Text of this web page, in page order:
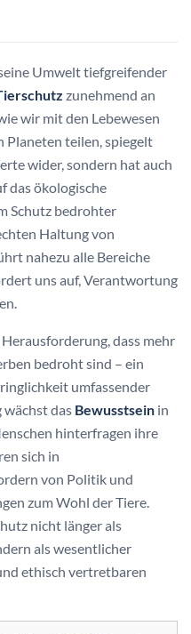
Umwelt tiefgreifender
zunehmend an
wir mit den Lebewesen
Planeten teilen, spiegelt
wider, sondern hat auch
das ökologische
Schutz bedrohter
Haltung von
nahezu alle Bereiche
uns auf, Verantwortung
dass mehr
bedroht sind – ein
umfassender
wächst das Bewusstsein in
hinterfragen ihre
sich in
von Politik und
zum Wohl der Tiere.
nicht länger als
als wesentlicher
ethisch vertretbaren